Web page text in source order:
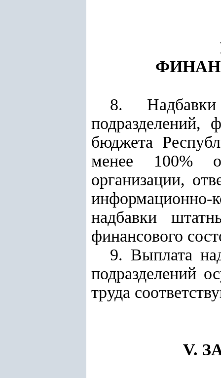
8. Надбавки
подразделений,
бюджета
менее 100%от
организации,
надбавки
финансового
9. Выплата
подразделений
труда
V.